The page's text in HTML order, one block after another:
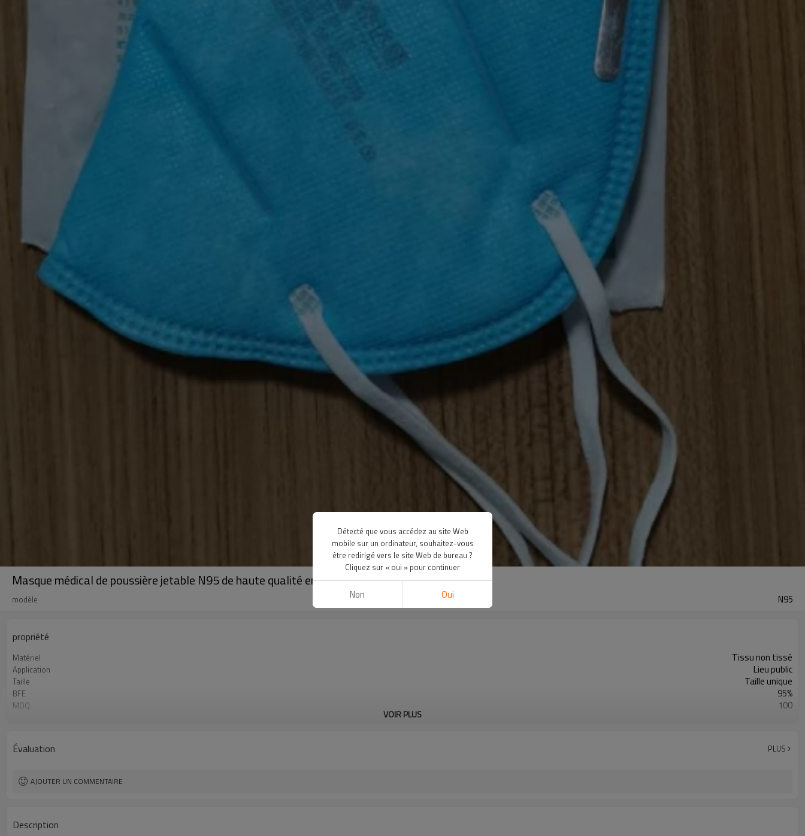
Masque médical de poussière jetable N95 de haute qualité en gros
modèle N95
propriété
Matériel Tissu non tissé
Application Lieu public
Taille Taille unique
BFE 95%
MOQ 100
VOIR PLUS
Évaluation PLUS
AJOUTER UN COMMENTAIRE
Description
Détecté que vous accédez au site Web
mobile sur un ordinateur, souhaitez-vous
être redirigé vers le site Web de bureau ?
Cliquez sur « oui » pour continuer
Non Oui